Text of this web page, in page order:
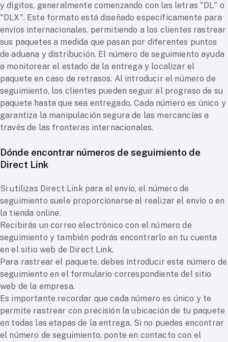
y dígitos, generalmente comenzando con las letras "DL" o
"DLX". Este formato está diseñado específicamente para
envíos internacionales, permitiendo a los clientes rastrear
sus paquetes a medida que pasan por diferentes puntos
de aduana y distribución. El número de seguimiento ayuda
a monitorear el estado de la entrega y localizar el
paquete en caso de retrasos. Al introducir el número de
seguimiento, los clientes pueden seguir el progreso de su
paquete hasta que sea entregado. Cada número es único y
garantiza la manipulación segura de las mercancías a
través de las fronteras internacionales.
Dónde encontrar números de seguimiento de
Direct Link
Si utilizas Direct Link para el envío, el número de
seguimiento suele proporcionarse al realizar el envío o en
la tienda online.
Recibirás un correo electrónico con el número de
seguimiento y también podrás encontrarlo en tu cuenta
en el sitio web de Direct Link.
Para rastrear el paquete, debes introducir este número de
seguimiento en el formulario correspondiente del sitio
web de la empresa.
Es importante recordar que cada número es único y te
permite rastrear con precisión la ubicación de tu paquete
en todas las etapas de la entrega. Si no puedes encontrar
el número de seguimiento, ponte en contacto con el